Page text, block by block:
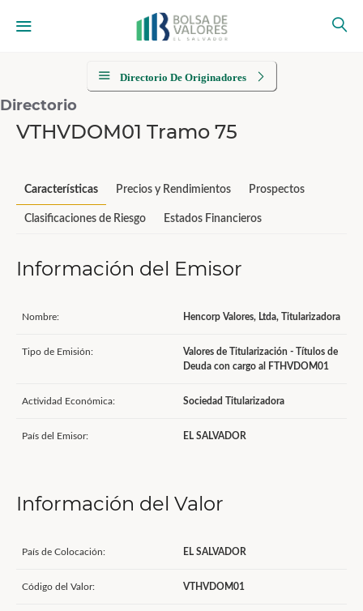
Directorio De Originadores
Directorio
VTHVDOM01 Tramo 75
Características Precios y Rendimientos Prospectos
Clasificaciones de Riesgo Estados Financieros
Información del Emisor
Nombre: Hencorp Valores, Ltda, Titularizadora
Tipo de Emisión:
Valores de Titularización - Títulos de
Deuda con cargo al FTHVDOM01
Actividad Económica: Sociedad Titularizadora
País del Emisor: EL SALVADOR
Información del Valor
País de Colocación: EL SALVADOR
Código del Valor: VTHVDOM01